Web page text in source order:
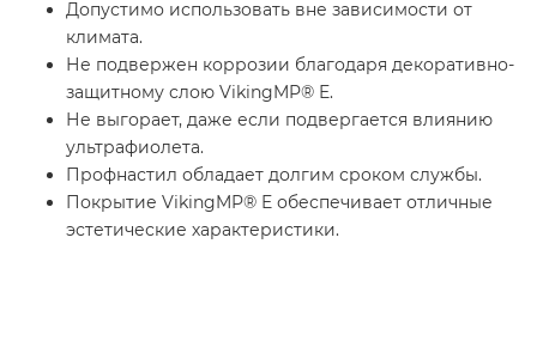
Допустимо использовать вне зависимости от
климата.
Не подвержен коррозии благодаря декоративно-
защитному слою VikingMP® E.
Не выгорает, даже если подвергается влиянию
ультрафиолета.
Профнастил обладает долгим сроком службы.
Покрытие VikingMP® E обеспечивает отличные
эстетические характеристики.